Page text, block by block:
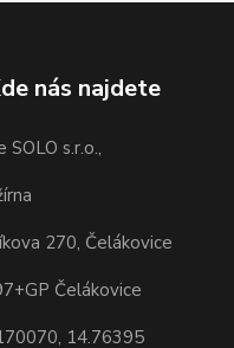
nás najdete
SOLO s.r.o.,
270, Čelákovice
Čelákovice
14.76395